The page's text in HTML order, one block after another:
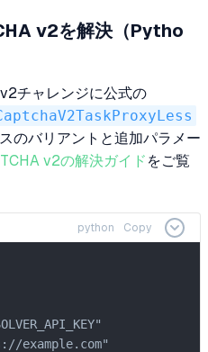
v2を解決（Pytho
チャレンジに公式の
のバリアントと追加パラメー
v2の解決ガイド をご覧
python Copy
example.com"